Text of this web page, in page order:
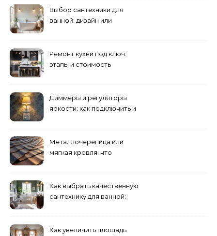
Выбор сантехники для
ванной: дизайн или
Ремонт кухни под ключ:
этапы и стоимость
Диммеры и регуляторы
яркости: как подключить и
Металлочерепица или
мягкая кровля: что
Как выбрать качественную
сантехнику для ванной:
Как увеличить площадь